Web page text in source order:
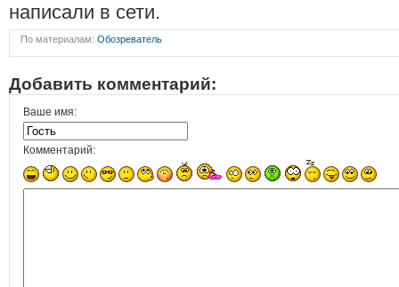
написали в сети.
По материалам: Обозреватель
Добавить комментарий:
Ваше имя:
Комментарий: